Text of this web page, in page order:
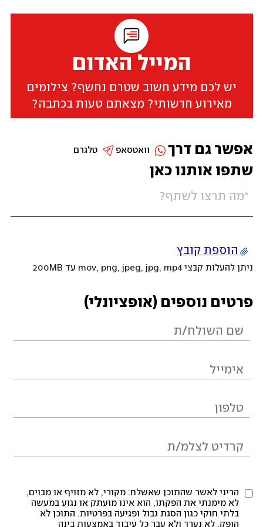
המייל האדום
יש לכם מידע חשוב שטרם נחשף? צילומים
מאירוע חדשותי? מצאתם טעות בכתבה?
שתפו אותנו כאן
הוספת קובץ
ניתן להעלות קבצי mov, png, jpeg, jpg, mp4 עד 200MB
פרטים נוספים (אופציונלי)
הריני לאשר שהתוכן שאשלח: מקורי, לא מזויף או מבוים,
לא מימנתי את הפקתו, הוא אינו מועתק או נגוע במעשה
בלתי חוקי כגון הסגת גבול ופגיעה בפרטיות. התוכן לא
הופק, לא נערך ולא עבר כל עיבוד באמצעות בינה
אפשר גם דרך טלגרם וואטסאפ